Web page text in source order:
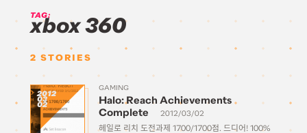
TAG:
xbox 360
2 STORIES
2012
03
02
GAMING
Halo: Reach Achievements
Complete
2012/03/02
헤일로 리치 도전과제 1700/1700점. 드디어! 100%